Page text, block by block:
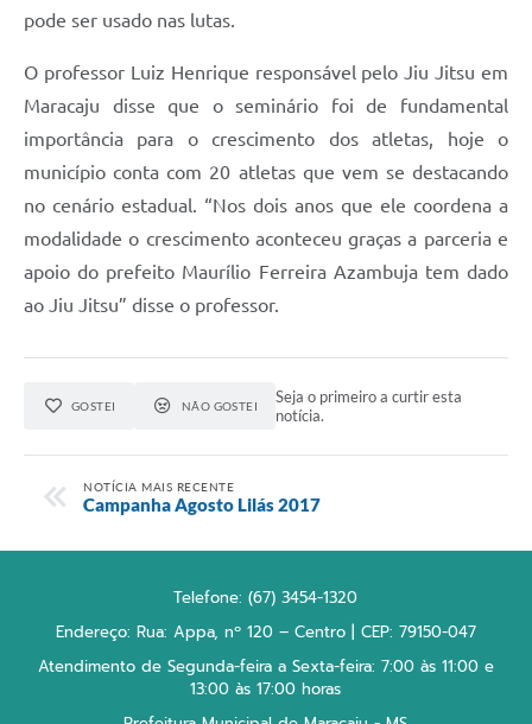
pode ser usado nas lutas.
O professor Luiz Henrique responsável pelo Jiu Jitsu em
Maracaju disse que o seminário foi de fundamental
importância para o crescimento dos atletas, hoje o
município conta com 20 atletas que vem se destacando
no cenário estadual. “Nos dois anos que ele coordena a
modalidade o crescimento aconteceu graças a parceria e
apoio do prefeito Maurílio Ferreira Azambuja tem dado
ao Jiu Jitsu” disse o professor.
GOSTEI NÃO GOSTEI
Seja o primeiro a curtir esta
notícia.
NOTÍCIA MAIS RECENTE
Campanha Agosto Lilás 2017
Telefone: (67) 3454-1320
Endereço: Rua: Appa, nº 120 – Centro | CEP: 79150-047
Atendimento de Segunda-feira a Sexta-feira: 7:00 às 11:00 e
13:00 às 17:00 horas